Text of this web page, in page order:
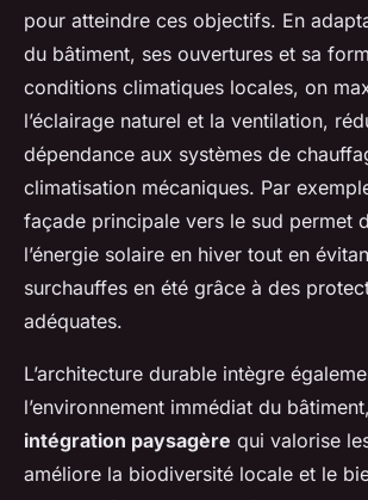
pour atteindre ces objectifs. En
du bâtiment, ses ouvertures et sa
conditions climatiques locales, on
l’éclairage naturel et la ventilation,
dépendance aux systèmes de
climatisation mécaniques. Par
façade principale vers le sud permet
l’énergie solaire en hiver tout en
surchauffes en été grâce à des
adéquates.
L’architecture durable intègre
l’environnement immédiat du
intégration paysagère qui valorise
améliore la biodiversité locale et le